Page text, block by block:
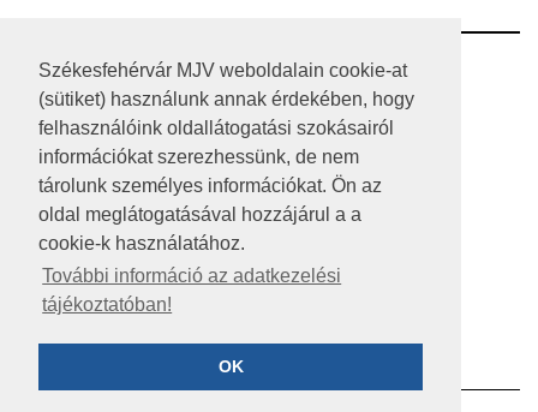
Székesfehérvár MJV weboldalain cookie-at
(sütiket) használunk annak érdekében, hogy
felhasználóink oldallátogatási szokásairól
információkat szerezhessünk, de nem
tárolunk személyes információkat. Ön az
oldal meglátogatásával hozzájárul a a
cookie-k használatához.
További információ az adatkezelési
tájékoztatóban!
OK
RSS
A HONLAP 2017.03.31-I ÁLLAPOTA
JOGI NYILATKOZAT
IMPRESSZUM
KÖZÉRDEKŰ ADATOK